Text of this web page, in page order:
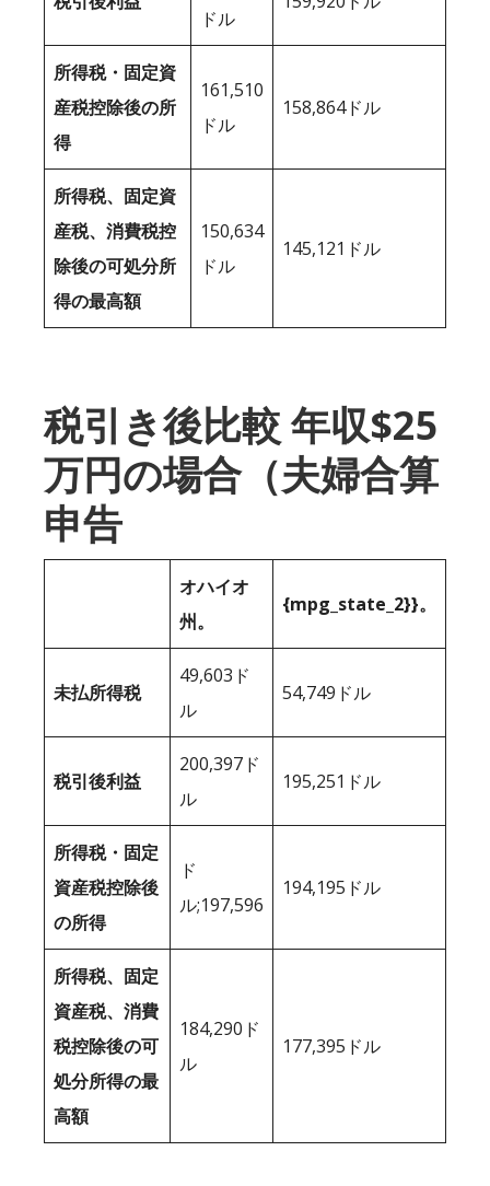
ドル
所得税・固定資
産税控除後の所
得
161,510
ドル
158,864ドル
所得税、固定資
産税、消費税控
除後の可処分所
得の最高額
150,634
ドル
145,121ドル
税引き後比較 年収$25
万円の場合（夫婦合算
申告
オハイオ
州。
{mpg_state_2}}。
未払所得税
49,603ド
ル
54,749ドル
税引後利益
200,397ド
ル
195,251ドル
所得税・固定
資産税控除後
の所得
ド
ル;197,596
194,195ドル
所得税、固定
資産税、消費
税控除後の可
処分所得の最
高額
184,290ド
ル
177,395ドル